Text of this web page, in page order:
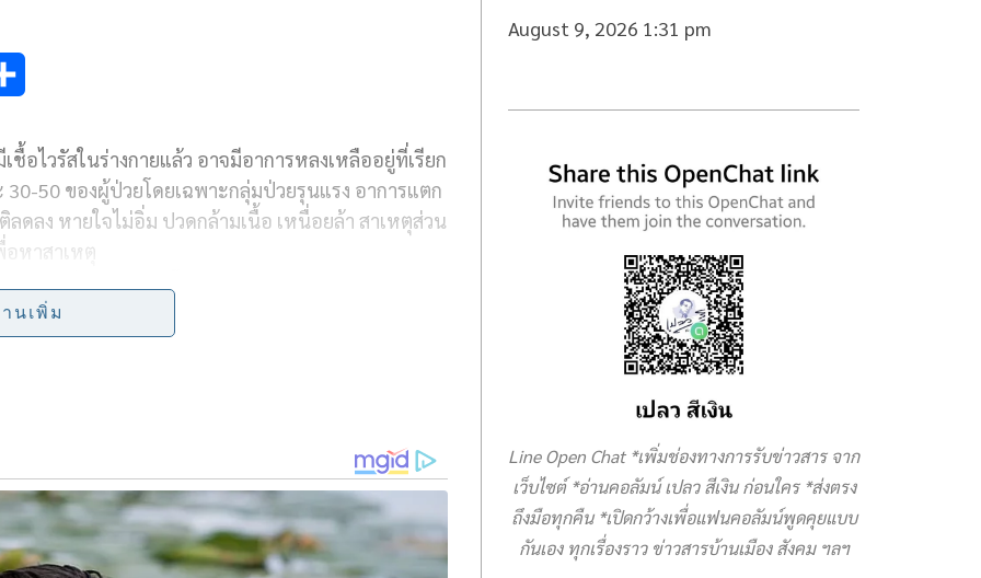
a
r
e
ชื้อไวรัสในร่างกายแล้ว อาจมีอาการหลงเหลืออยู่ที่เรียก
50 ของผู้ป่วยโดยเฉพาะกลุ่มป่วยรุนแรง อาการแตก
ดลง หายใจไม่อิ่ม ปวดกล้ามเนื้อ เหนื่อยล้า สาเหตุส่วน
หาสาเหตุ
นวนเพิ่มขึ้น สูงกว่าผู้ติดเชื้อรายใหม่ สะท้อนถึง
ะลอง โควิด” (Long COVID) หรืออาการหลงเหลือของ
ลก ส่วนใหญ่จะมีอาการหลังจากหายป่วยในช่วง 1-3
จึงไม่ต้องตกใจหรือกังวลใจแต่อย่างใด
นเพิ่ม
August 9, 2026 1:31 pm
Line Open Chat *เพิ่มช่องทางการรับข่าวสาร จาก
เว็บไซต์ *อ่านคอลัมน์ เปลว สีเงิน ก่อนใคร *ส่งตรง
ถึงมือทุกคืน *เปิดกว้างเพื่อแฟนคอลัมน์พูดคุยแบบ
กันเอง ทุกเรื่องราว ข่าวสารบ้านเมือง สังคม ฯลฯ